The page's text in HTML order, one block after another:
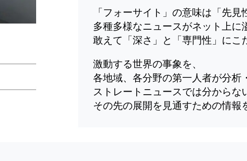
「フォーサイト」の意味は「先見
多種多様なニュースがネット上に
敢えて「深さ」と「専門性」にこ
激動する世界の事象を、
各地域、各分野の第一人者が分析
ストレートニュースでは分からな
その先の展開を見通すための情報